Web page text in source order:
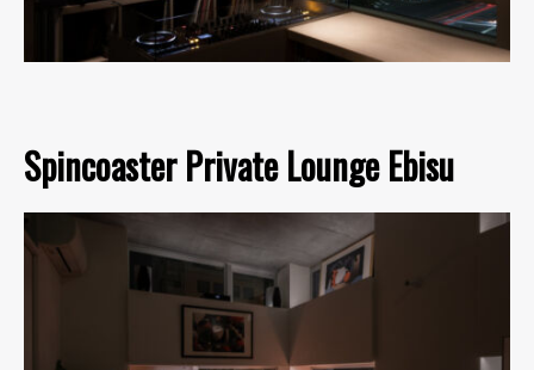
Spincoaster Private Lounge Ebisu